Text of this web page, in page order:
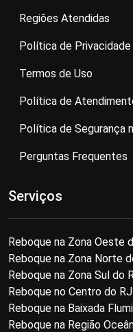
Regiões Atendidas
Política de Privacidade
Termos de Uso
Política de
Política de Segurança
Perguntas Frequentes
Serviços
Reboque na Zona Oeste
Reboque na Zona Norte
Reboque na Zona Sul do
Reboque no Centro do
Reboque na Baixada
Reboque na Região